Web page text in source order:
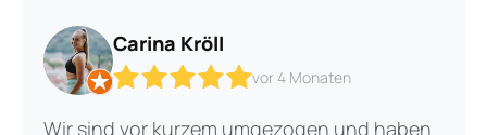
Carina Kröll
vor 4 Monaten
Wir sind vor kurzem umgezogen und haben